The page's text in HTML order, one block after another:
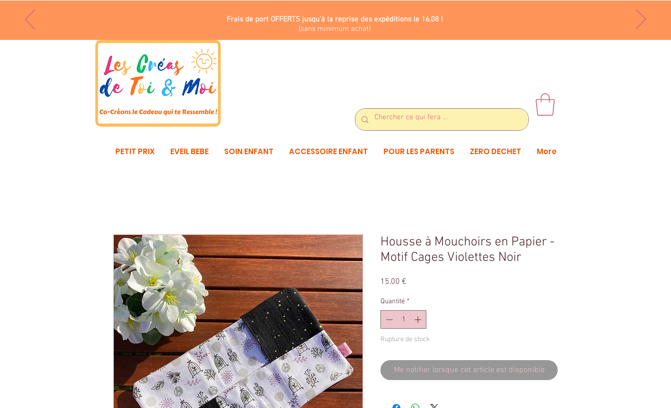
Frais de port OFFERTS jusqu'à la reprise des expéditions le 16.08 !
(sans minimum achat)
PETIT PRIX EVEIL BEBE SOIN ENFANT ACCESSOIRE ENFANT POUR LES PARENTS ZERO DECHET More
Housse à Mouchoirs en Papier -
Motif Cages Violettes Noir
15,00 €
Quantité *
Rupture de stock
Me notifier lorsque cet article est disponible